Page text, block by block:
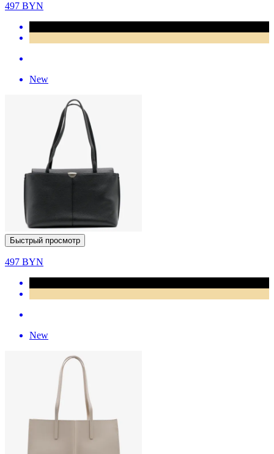
497 BYN
New
Быстрый просмотр
497 BYN
New